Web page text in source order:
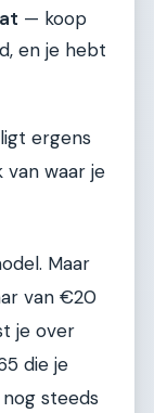
— koop
en je hebt
ergens
van waar je
Maar
van €20
je over
die je
steeds